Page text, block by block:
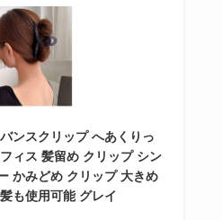
ンスクリップ へあくりっ
ィス 髪留め クリップ シン
かみどめ クリップ 大きめ
も使用可能 グレイ